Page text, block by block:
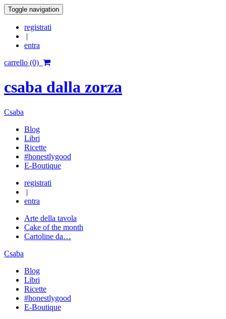
Toggle navigation
registrati
|
entra
carrello (0)
csaba dalla zorza
Csaba
Blog
Libri
Ricette
#honestlygood
E-Boutique
registrati
|
entra
Arte della tavola
Cake of the month
Cartoline da…
Csaba
Blog
Libri
Ricette
#honestlygood
E-Boutique